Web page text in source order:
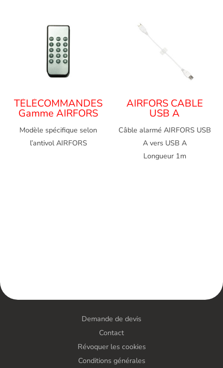
TÉLÉCOMMANDES
Gamme AIRFORS
Modèle spécifique selon
l’antivol AIRFORS
AIRFORS CABLE
USB A
Câble alarmé AIRFORS USB
A vers USB A
Longueur 1m
Demande de devis
Contact
Révoquer les cookies
Conditions générales